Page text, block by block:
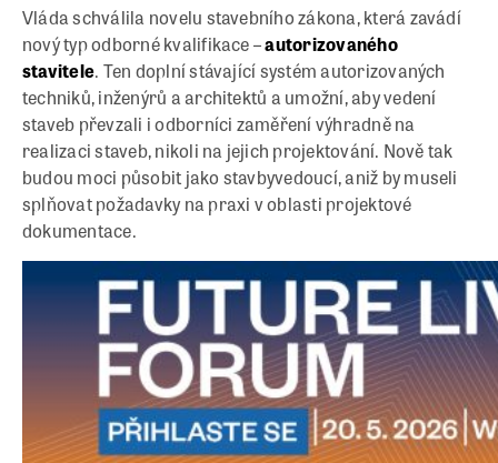
Vláda schválila novelu stavebního zákona, která zavádí
nový typ odborné kvalifikace –autorizovaného
stavitele. Ten doplní stávající systém autorizovaných
techniků, inženýrů a architektů a umožní, aby vedení
staveb převzali i odborníci zaměření výhradně na
realizaci staveb, nikoli na jejich projektování. Nově tak
budou moci působit jako stavbyvedoucí, aniž by museli
splňovat požadavky na praxi v oblasti projektové
dokumentace.